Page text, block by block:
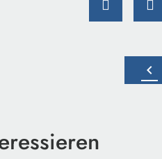
chevron_left